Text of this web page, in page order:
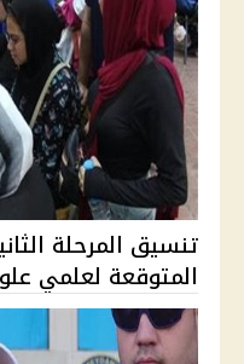
المتوقعة لعلمي